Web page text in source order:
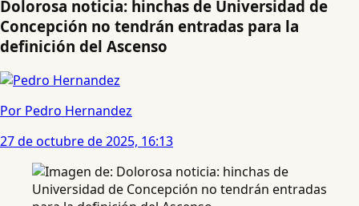
Dolorosa noticia: hinchas de Universidad de
Concepción no tendrán entradas para la
definición del Ascenso
Por Pedro Hernandez
27 de octubre de 2025, 16:13